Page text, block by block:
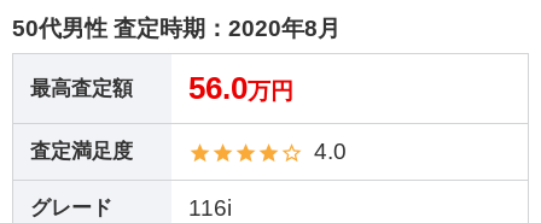
50代男性 査定時期： 2020年8月
最高査定額 56.0万円
査定満足度 4.0
グレード 116i